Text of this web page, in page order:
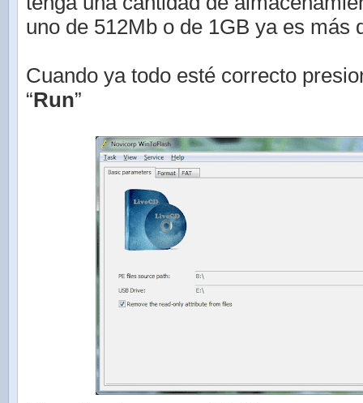
uno de 512Mb o de 1GB ya es más
Cuando ya todo esté correcto
“Run”